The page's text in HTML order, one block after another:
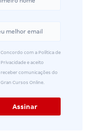
Concordo com a Política de
Privacidade e aceito
receber comunicações do
Gran Cursos Online.